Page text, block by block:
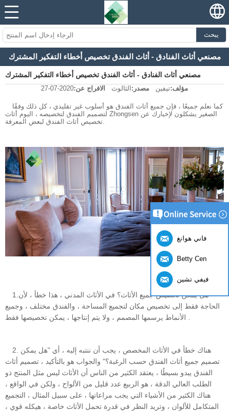
يبحث
مصنعي أثاث الفنادق - أثاث الفندق تخصيص أخطاء التفكير المشترك
مصنعي أثاث الفنادق - أثاث الفندق تخصيص أخطاء التفكير المشترك
مؤلف:تيفين مصدر: الثالوث الافراج عن:2020-07-27
لتصميم الفندق لتخصيصه ، اليوم أثاث Zhongsen الصغير يشكلون لإخبارك عن
تخصيص أثاث الفندق لبعض المعرفة.
1.هل يمكن تخصيص جميع الأثاث؟ في الأثاث المدني ، هذا خطأ ، لأن
الحاجة فقط إلى تخصيص مكان لتجميع المساحة ، والفندق مختلف ، وجميع
2. هناك خطأ في الأثاث المخصص ، يجب أن ننتبه إليه ، أي "هل يمكن
تصميم جميع أثاث الفندق حسب الرغبة؟" والجواب هو بالتأكيد ، تصميم أثاث
الفندق يبدو بسيطًا ، يعتقد الكثير من الناس أن الأثاث ليس مثل المنتج ذو
الطلب العالي الدقة ، هو الربيع عدد قليل من الألواح ، ولكن في الواقع ،
هناك الكثير من الأشياء التي يجب مراعاتها ، على سبيل المثال ، التجميع
المتكامل للألوان ، وتريد النظر في قدرة تحمل الأثاث خاصة ، هيكله قوي ،
فاني هوانغ
Betty Cen
فيفي تشين